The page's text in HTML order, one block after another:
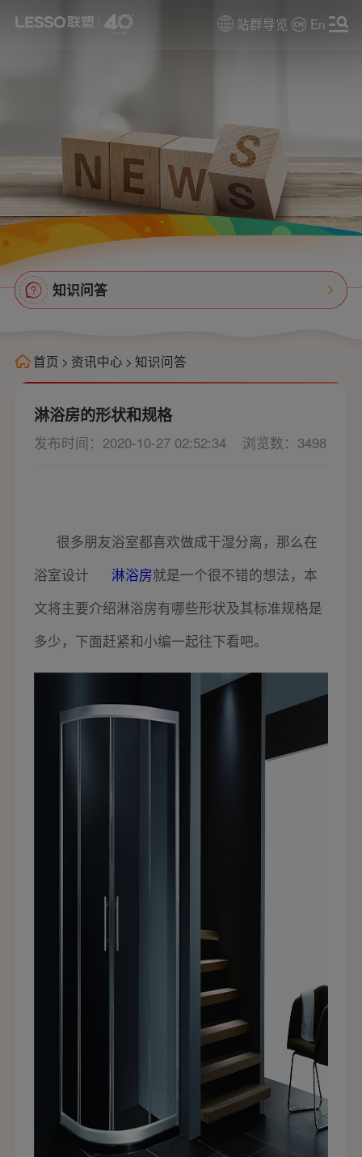
站群导览 En
知识问答
首页 > 资讯中心 > 知识问答
淋浴房的形状和规格
发布时间：2020-10-27 02:52:34 浏览数：3498
很多朋友浴室都喜欢做成干湿分离，那么在
浴室设计
淋浴房就是一个很不错的想法，本
文将主要介绍淋浴房有哪些形状及其标准规格是
多少，下面赶紧和小编一起往下看吧。